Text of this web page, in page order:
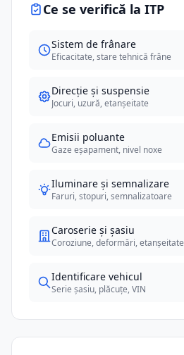
Ce se verifică la ITP
Sistem de frânare
Eficacitate, stare tehnică frâne
Direcție și suspensie
Jocuri, uzură, etanșeitate
Emisii poluante
Gaze eșapament, nivel noxe
Iluminare și semnalizare
Faruri, stopuri, semnalizatoare
Caroserie și șasiu
Coroziune, deformări, etanșeitate
Identificare vehicul
Serie șasiu, plăcuțe, VIN